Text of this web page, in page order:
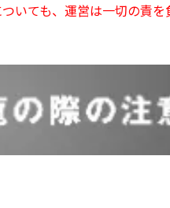
いても、運営は一切の責を